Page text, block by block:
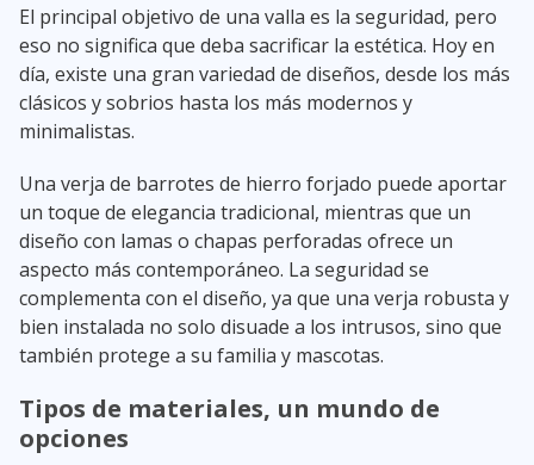
El principal objetivo de una valla es la seguridad, pero
eso no significa que deba sacrificar la estética. Hoy en
día, existe una gran variedad de diseños, desde los más
clásicos y sobrios hasta los más modernos y
minimalistas.
Una verja de barrotes de hierro forjado puede aportar
un toque de elegancia tradicional, mientras que un
diseño con lamas o chapas perforadas ofrece un
aspecto más contemporáneo. La seguridad se
complementa con el diseño, ya que una verja robusta y
bien instalada no solo disuade a los intrusos, sino que
también protege a su familia y mascotas.
Tipos de materiales, un mundo de
opciones